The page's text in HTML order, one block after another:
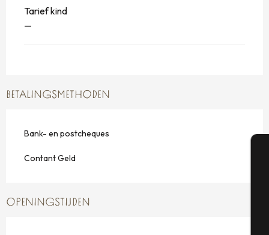
Tarief kind
—
BETALINGSMETHODEN
Bank- en postcheques
Contant Geld
OPENINGSTIJDEN